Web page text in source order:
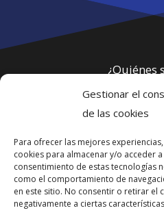
Gestionar el
de las cookies
Para ofrecer las mejores
cookies para almacenar y/o acceder
consentimiento de estas tecnologías
como el comportamiento de
en este sitio. No consentir o retirar el
negativamente a ciertas
¿Quiénes
Política de
Webmaster
Nuestro e-mail: